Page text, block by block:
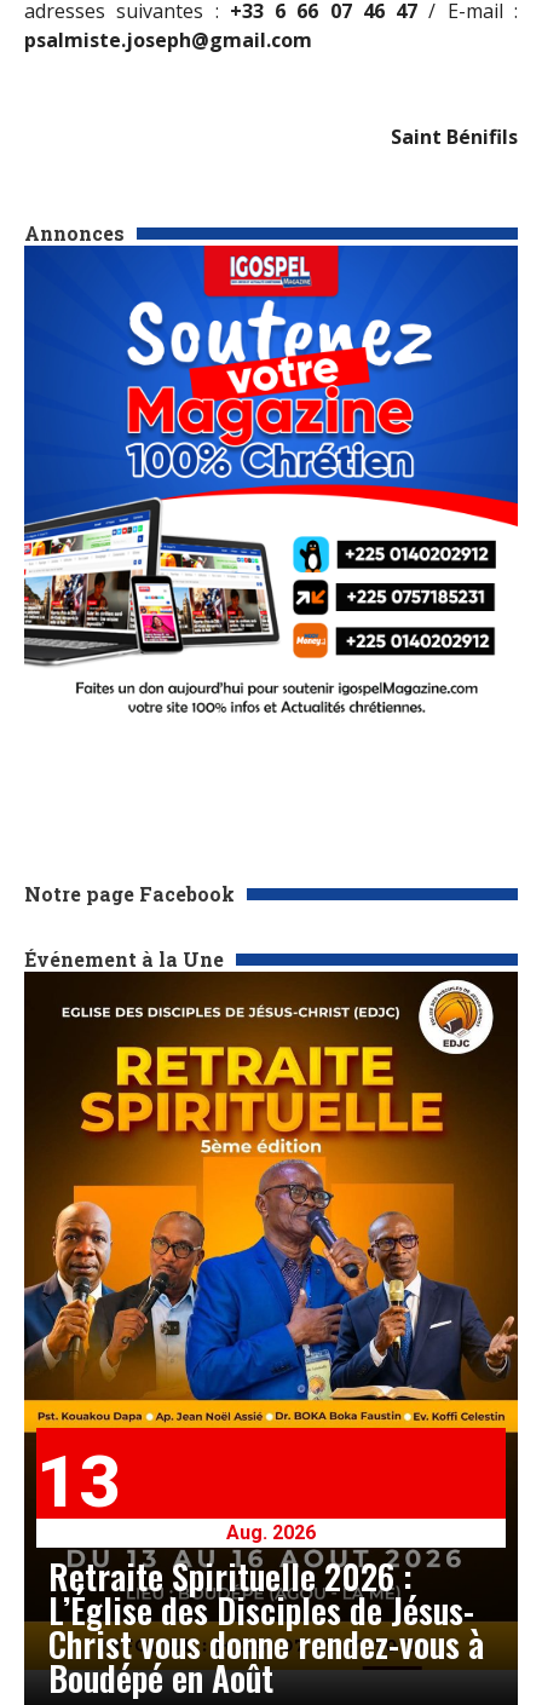
Annonces
Notre page Facebook
Événement à la Une
13
Aug. 2026
Retraite Spirituelle 2026 :
L’Église des Disciples de Jésus-
Christ vous donne rendez-vous à
Boudépé en Août
adresses suivantes : +33 6 66 07 46 47 / E-mail :
psalmiste.joseph@gmail.com
Saint Bénifils